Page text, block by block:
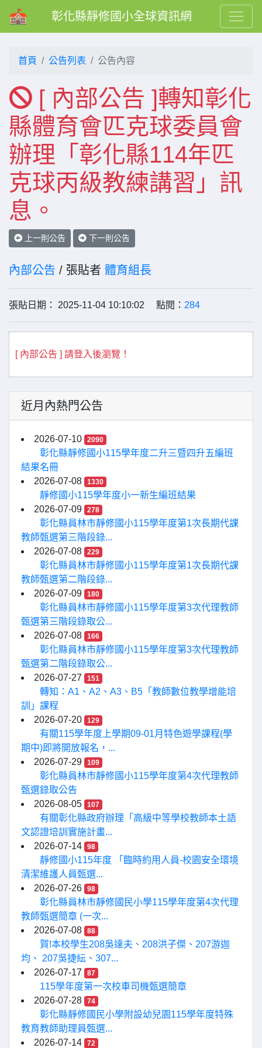
彰化縣靜修國小全球資訊網
首頁 公告列表 公告內容
[ 內部公告 ]轉知彰化
縣體育會匹克球委員會
辦理「彰化縣114年匹
克球丙級教練講習」訊
息。
上一則公告 下一則公告
內部公告 / 張貼者 體育組長
張貼日期： 2025-11-04 10:10:02 點閱： 284
[ 內部公告 ] 請登入後瀏覽！
近月內熱門公告
2026-07-10 2090
彰化縣靜修國小115學年度二升三暨四升五編班
結果名冊
2026-07-08
1330
靜修國小115學年度小一新生編班結果
2026-07-09
278
彰化縣員林市靜修國小115學年度第1次長期代課
教師甄選第三階段錄...
2026-07-08
229
彰化縣員林市靜修國小115學年度第1次長期代課
教師甄選第二階段錄...
2026-07-09
180
彰化縣員林市靜修國小115學年度第3次代理教師
甄選第三階段錄取公...
2026-07-08
166
彰化縣員林市靜修國小115學年度第3次代理教師
甄選第二階段錄取公...
2026-07-27
151
轉知：A1、A2、A3、B5「教師數位教學增能培
訓」課程
2026-07-20
129
有關115學年度上學期09-01月特色遊學課程(學
期中)即將開放報名，...
2026-07-29
109
彰化縣員林市靜修國小115學年度第4次代理教師
甄選錄取公告
2026-08-05
107
有關彰化縣政府辦理「高級中等學校教師本土語
文認證培訓實施計畫...
2026-07-14
98
靜修國小115年度 「臨時約用人員-校園安全環境
清潔維護人員甄選...
2026-07-26
98
彰化縣員林市靜修國民小學115學年度第4次代理
教師甄選簡章 (一次...
2026-07-08
88
賀!本校學生208吳達夫、208洪子傑、207游迦
均、 207吳捷紜、307...
2026-07-17
87
115學年度第一次校車司機甄選簡章
2026-07-28
74
彰化縣靜修國民小學附設幼兒園115學年度特殊
教育教師助理員甄選...
2026-07-14
72